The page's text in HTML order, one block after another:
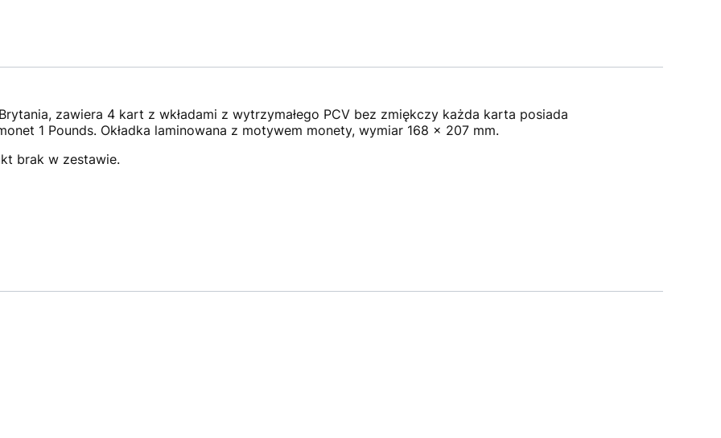
zawiera 4 kart z wkładami z wytrzymałego PCV bez zmiękczy każda karta posiada
1 Pounds. Okładka laminowana z motywem monety, wymiar 168 x 207 mm.
brak w zestawie.